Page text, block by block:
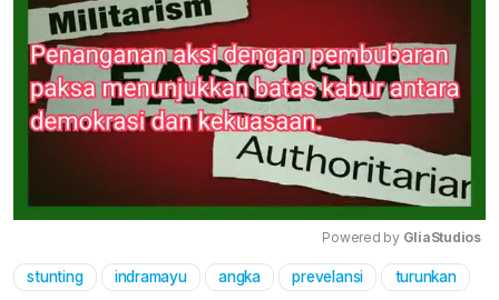
Mute
Powered by GliaStudios
stunting indramayu angka prevelansi turunkan